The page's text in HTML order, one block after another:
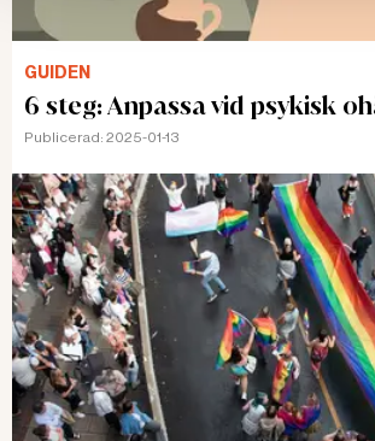
GUIDEN
6 steg: Anpassa vid psykisk
Publicerad: 2025-01-13